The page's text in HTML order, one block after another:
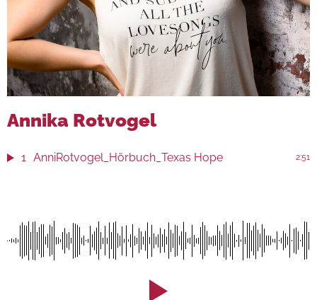
Annika Rotvogel
1 AnniRotvogel_Hörbuch_Texas Hope 2:51